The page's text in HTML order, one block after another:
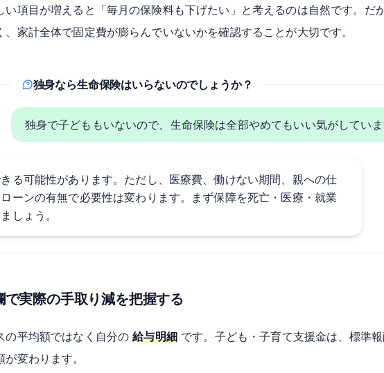
項目が増えると「毎月の保険料も下げたい」と考えるのは自然です。だか
家計全体で固定費が膨らんでいないかを確認することが大切です。
独身なら生命保険はいらないのでしょうか？
独身で子どももいないので、生命保険は全部やめてもいい気がしていま
る可能性があります。ただし、医療費、働けない期間、親への仕
ーンの有無で必要性は変わります。まず保障を死亡・医療・就業
しょう。
実際の手取り減を把握する
の平均額ではなく自分の給与明細です。子ども・子育て支援金は、標準
変わります。